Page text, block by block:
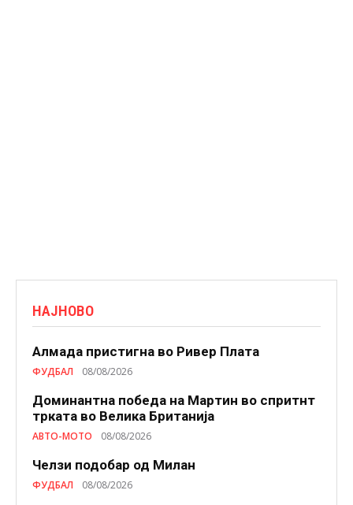
НАЈНОВО
Алмада пристигна во Ривер Плата
ФУДБАЛ 08/08/2026
Доминантна победа на Мартин во спритнт
трката во Велика Британија
АВТО-МОТО 08/08/2026
Челзи подобaр од Милан
ФУДБАЛ 08/08/2026